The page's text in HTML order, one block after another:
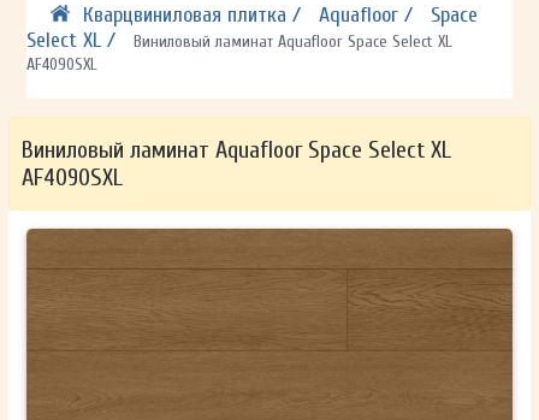
Ваши данные не будут переданы третьим лицам
Ваши данные не будут переданы третьим лицам
Кварцвиниловая плитка / Aquafloor /
Space
Select XL /
Виниловый ламинат Aquafloor Space Select XL
AF4090SXL
Виниловый ламинат Aquafloor Space Select XL
AF4090SXL